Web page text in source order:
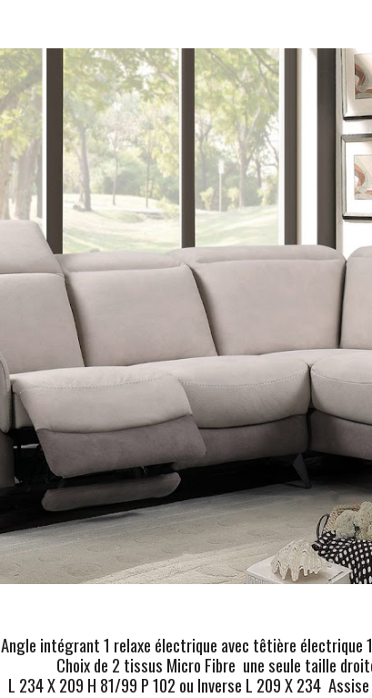
Angle intégrant 1 relaxe électrique avec têtière électrique
Choix de 2 tissus Micro Fibre une seule taille
L 234 X 209 H 81/99 P 102 ou Inverse L 209 X 234